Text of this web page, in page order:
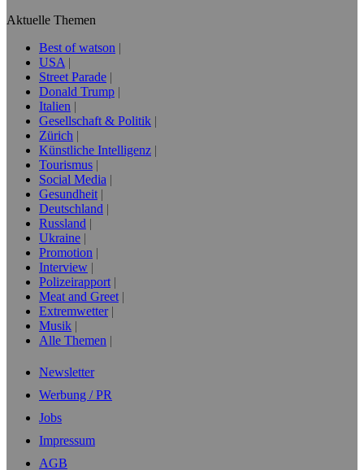
Aktuelle Themen
Best of watson
USA
Street Parade
Donald Trump
Italien
Gesellschaft & Politik
Zürich
Künstliche Intelligenz
Tourismus
Social Media
Gesundheit
Deutschland
Russland
Ukraine
Promotion
Interview
Polizeirapport
Meat and Greet
Extremwetter
Musik
Alle Themen
Newsletter
Werbung / PR
Jobs
Impressum
AGB